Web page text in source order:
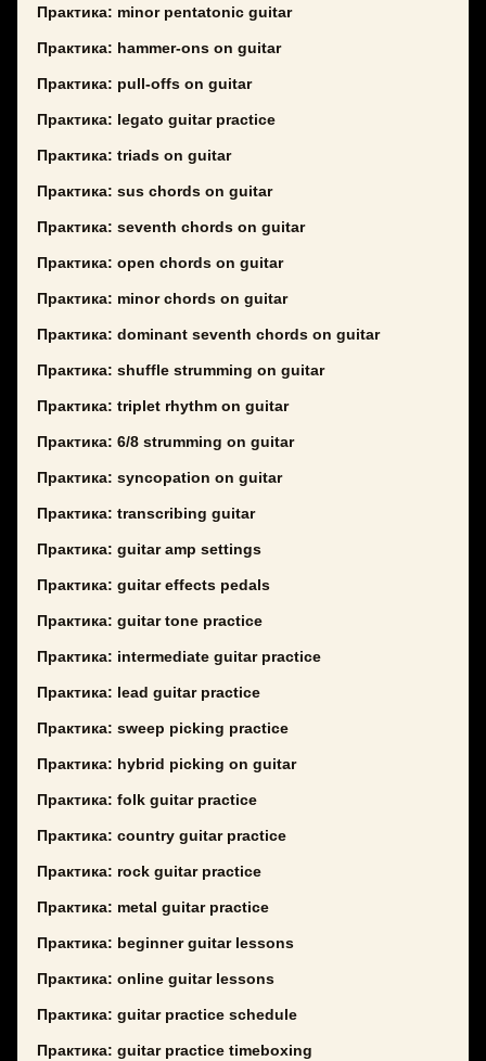
Практика: minor pentatonic guitar
Практика: hammer-ons on guitar
Практика: pull-offs on guitar
Практика: legato guitar practice
Практика: triads on guitar
Практика: sus chords on guitar
Практика: seventh chords on guitar
Практика: open chords on guitar
Практика: minor chords on guitar
Практика: dominant seventh chords on guitar
Практика: shuffle strumming on guitar
Практика: triplet rhythm on guitar
Практика: 6/8 strumming on guitar
Практика: syncopation on guitar
Практика: transcribing guitar
Практика: guitar amp settings
Практика: guitar effects pedals
Практика: guitar tone practice
Практика: intermediate guitar practice
Практика: lead guitar practice
Практика: sweep picking practice
Практика: hybrid picking on guitar
Практика: folk guitar practice
Практика: country guitar practice
Практика: rock guitar practice
Практика: metal guitar practice
Практика: beginner guitar lessons
Практика: online guitar lessons
Практика: guitar practice schedule
Практика: guitar practice timeboxing